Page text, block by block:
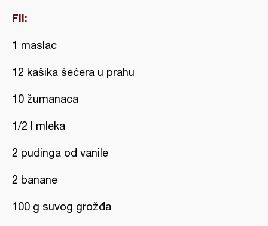
Fil:
1 maslac
12 kašika šećera u prahu
10 žumanaca
1/2 l mleka
2 pudinga od vanile
2 banane
100 g suvog grožđa